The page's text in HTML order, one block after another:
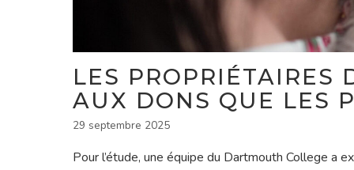
LES PROPRIÉTAIRES
AUX DONS QUE LES
29 septembre 2025
Pour l’étude, une équipe du Dartmouth College a